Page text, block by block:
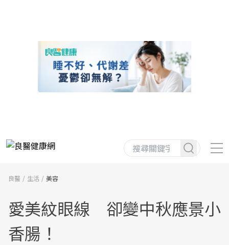
良醫 生活 美容
愛美紋眼線 卻變中秋應景小
香腸！